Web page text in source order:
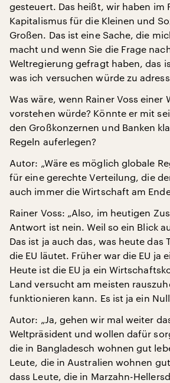
gesteuert. Das heißt, wir haben im
Kapitalismus für die Kleinen und
Großen. Das ist eine Sache, die
macht und wenn Sie die Frage
Weltregierung gefragt haben, das
was ich versuchen würde zu
Was wäre, wenn Rainer Voss einer
vorstehen würde? Könnte er mit
den Großkonzernen und Banken
Regeln auferlegen?
Autor: „Wäre es möglich globale
für eine gerechte Verteilung, die
auch immer die Wirtschaft am
Rainer Voss: „Also, im heutigen
Antwort ist nein. Weil so ein Blick
Das ist ja auch das, was heute das
die EU läutet. Früher war die EU ja
Heute ist die EU ja ein
Land versucht am meisten
funktionieren kann. Es ist ja ein
Autor: „Ja, gehen wir mal weiter
Weltpräsident und wollen dafür
die in Bangladesch wohnen gut
Leute, die in Australien wohnen
dass Leute, die in Marzahn-